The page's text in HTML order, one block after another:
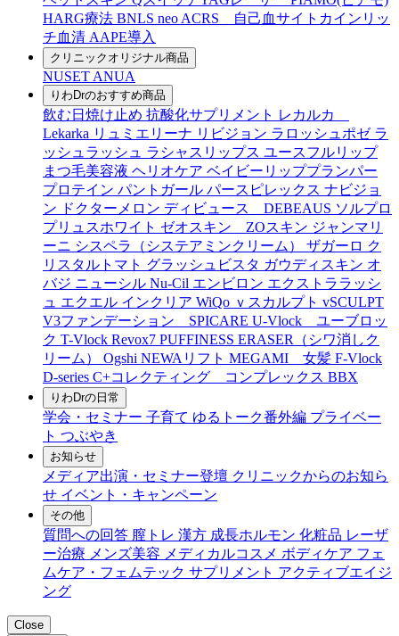
HARG療法 BNLS neo ACRS 自己血サイトカインリッ
チ血清 AAPE導入
クリニックオリジナル商品
NUSET ANUA
りわDrのおすすめ商品
飲む日焼け止め 抗酸化サプリメント レカルカ
Lekarka リュミエリーナ リビジョン ラロッシュポゼ ラ
ッシュラッシュ ラシャスリップス ユースフルリップ
まつ毛美容液 ヘリオケア ベイビーリッププランパー
プロテイン パントガール パースピレックス ナビジョ
ン ドクターメロン ディビュース DEBEAUS ソルプロ
プリュスホワイト ゼオスキン ZOスキン ジャンマリ
ーニ シスペラ（システアミンクリーム） ザガーロ ク
リスタルトマト グラッシュビスタ ガウディスキン オ
バジ ニューシル Nu-Cil エンビロン エクストララッシ
ュ エクエル インクリア WiQo ｖスカルプト vSCULPT
V3ファンデーション SPICARE U-Vlock ユーブロッ
ク T-Vlock Revox7 PUFFINESS ERASER（シワ消しク
リーム）
Ogshi NEWAリフト MEGAMI 女髪 F-Vlock
D-series C+コレクティング コンプレックス BBX
りわDrの日常
学会・セミナー 子育て ゆるトーク番外編 プライベー
ト つぶやき
お知らせ
メディア出演・セミナー登壇 クリニックからのお知ら
せ イベント・キャンペーン
その他
質問への回答 膣トレ 漢方 成長ホルモン 化粧品 レーザ
ー治療 メンズ美容 メディカルコスメ ボディケア フェ
ムケア・フェムテック サプリメント アクティブエイジ
ング
Close